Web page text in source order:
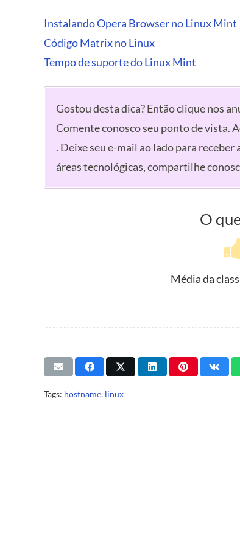
Instalando Opera Browser no Linux Mint
Código Matrix no Linux
Tempo de suporte do Linux Mint
Gostou desta dica? Então clique nos
Comente conosco seu ponto de vista.
. Deixe seu e-mail ao lado para
áreas tecnológicas, compartilhe
O
Média da
Tags: hostname, linux